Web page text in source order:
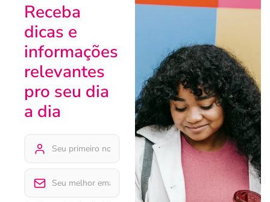
Receba
dicas e
informações
relevantes
pro seu dia
a dia